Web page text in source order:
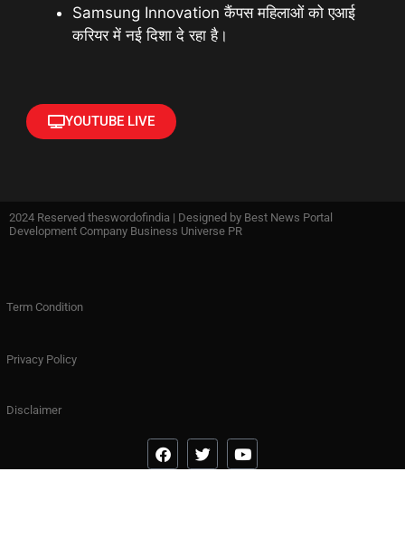
Samsung Innovation कैंपस महिलाओं को एआई
करियर में नई दिशा दे रहा है।
YOUTUBE LIVE
2024 Reserved theswordofindia | Designed by Best News Portal
Development Company Business Universe PR
Term Condition
Privacy Policy
Disclaimer